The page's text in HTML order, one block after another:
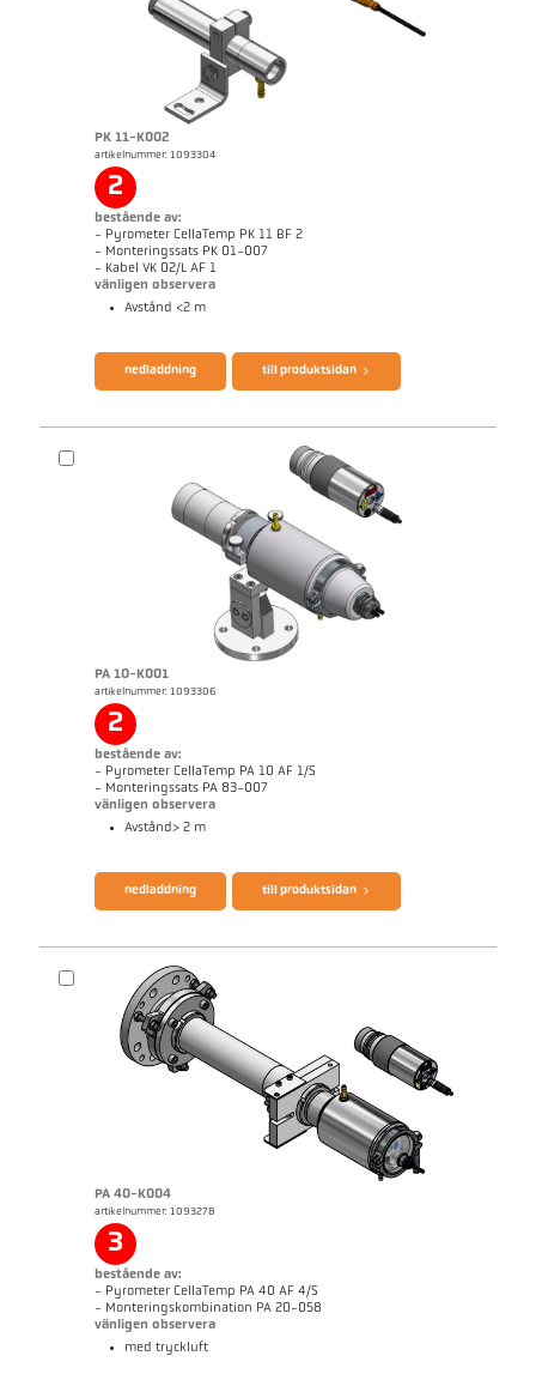
PK 11-K002
artikelnummer: 1093304
2
bestående av:
- Pyrometer CellaTemp PK 11 BF 2
- Monteringssats PK 01-007
- Kabel VK 02/L AF 1
vänligen observera
Avstånd <2 m
nedladdning till produktsidan
PA 10-K001
artikelnummer: 1093306
2
bestående av:
- Pyrometer CellaTemp PA 10 AF 1/S
- Monteringssats PA 83-007
vänligen observera
Avstånd> 2 m
nedladdning till produktsidan
PA 40-K004
artikelnummer: 1093278
3
bestående av:
- Pyrometer CellaTemp PA 40 AF 4/S
- Monteringskombination PA 20-058
vänligen observera
med tryckluft
broschyr CellaTemp PA